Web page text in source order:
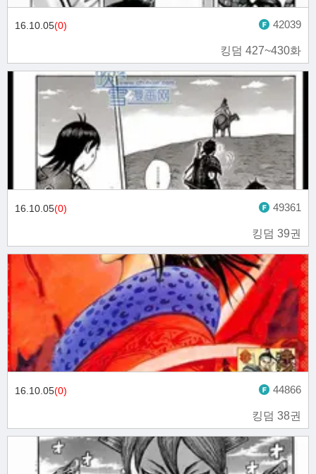
킹덤 427~430화
16.10.05(0) 42039
킹덤 39권
16.10.05(0) 49361
킹덤 38권
16.10.05(0) 44866